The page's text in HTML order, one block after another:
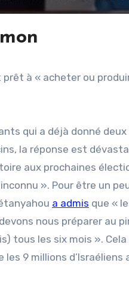
prêt à « acheter ou
qui a déjà donné
la réponse est
aux prochaines
». Pour être un
a admis que «
nous préparer au
tous les six mois ».
9 millions d’Israéliens